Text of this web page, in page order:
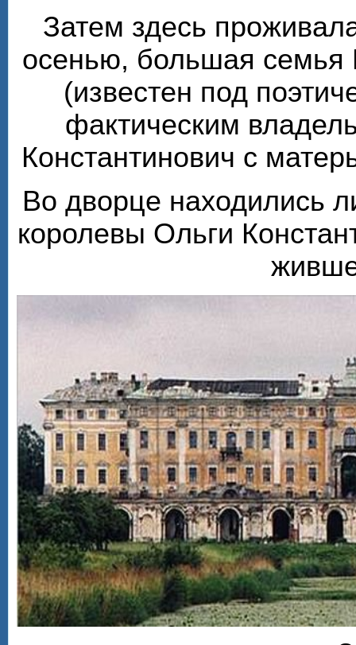
Затем здесь
осенью, большая семья
(известен под
фактическим
Константинович с
Во дворце находились
королевы Ольги